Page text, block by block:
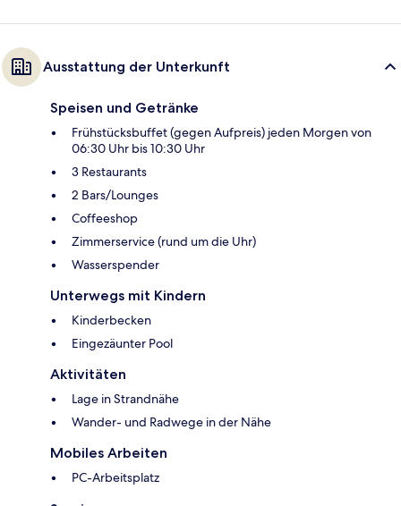
Ausstattung der Unterkunft
Speisen und Getränke
Frühstücksbuffet (gegen Aufpreis) jeden Morgen von
06:30 Uhr bis 10:30 Uhr
3 Restaurants
2 Bars/Lounges
Coffeeshop
Zimmerservice (rund um die Uhr)
Wasserspender
Unterwegs mit Kindern
Kinderbecken
Eingezäunter Pool
Aktivitäten
Lage in Strandnähe
Wander- und Radwege in der Nähe
Mobiles Arbeiten
PC-Arbeitsplatz